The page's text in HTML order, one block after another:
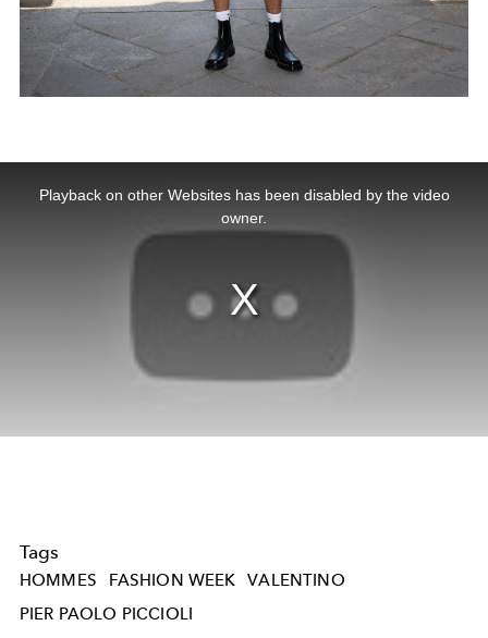
Playback on other Websites has been disabled by the video
owner.
Tags
HOMMES FASHION WEEK
VALENTINO
PIER PAOLO PICCIOLI